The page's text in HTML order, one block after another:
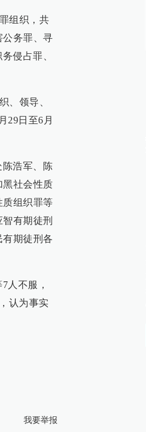
组织，共
公务罪、寻
侵占罪、
、领导、
29日至6月
陈浩军、陈
黑社会性质
质组织罪等
有期徒刑
期徒刑各
人不服，
认为事实
我要举报